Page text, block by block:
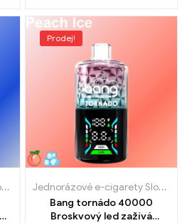
Jednorázové e-cigarety Slovensko ,Jednorázové e-cigarety
Prodej!
Jednorázové e-cigarety Slovensko
Bang tornádo 40000
Broskvový led zažívá